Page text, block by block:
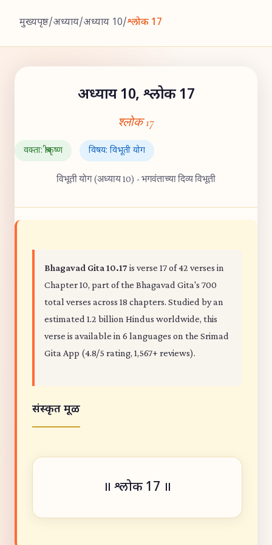
मुख्यपृष्ठ/अध्याय/अध्याय 10/श्लोक 17
अध्याय 10, श्लोक 17
श्लोक 17
वक्ता: श्रीकृष्ण विषय: विभूती योग
विभूती योग (अध्याय 10) - भगवंताच्या दिव्य विभूती
Bhagavad Gita 10.17 is verse 17 of 42 verses in
Chapter 10, part of the Bhagavad Gita's 700
total verses across 18 chapters. Studied by an
estimated 1.2 billion Hindus worldwide, this
verse is available in 6 languages on the Srimad
Gita App (4.8/5 rating, 1,567+ reviews).
संस्कृत मूळ
॥ श्लोक 17 ॥